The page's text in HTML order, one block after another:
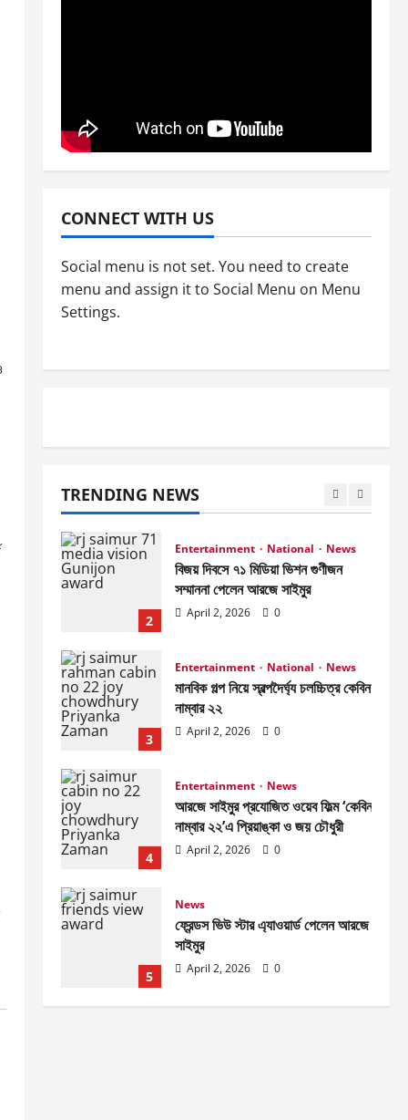
CONNECT WITH US
Social menu is not set. You need to create
menu and assign it to Social Menu on Menu
Settings.
TRENDING NEWS
নাম্বার ২২
April 2, 2026 0
4
আরজে সাইমুর প্রযোজিত ওয়েব ফিল্ম ‘কেবিন
নাম্বার ২২’এ প্রিয়াঙ্কা ও জয় চৌধুরী
1
জাজ মাল্টিমিডিয়া ৫০টি সিনেমা হল করবে-
April 2, 2026
2
Entertainment National News
বিজয় দিবসে ৭১ মিডিয়া ভিশন গুণীজন
সম্মাননা পেলেন আরজে সাইমুর
April 2, 2026 0
3
Entertainment National News
মানবিক গল্প নিয়ে স্বল্পদৈর্ঘ‍্য চলচ্চিত্র কেবিন
নাম্বার ২২
April 2, 2026 0
4
Entertainment News
আরজে সাইমুর প্রযোজিত ওয়েব ফিল্ম ‘কেবিন
নাম্বার ২২’এ প্রিয়াঙ্কা ও জয় চৌধুরী
April 2, 2026 0
5
News
ফ্রেন্ডস ভিউ স্টার এ্যাওয়ার্ড পেলেন আরজে
সাইমুর
April 2, 2026 0